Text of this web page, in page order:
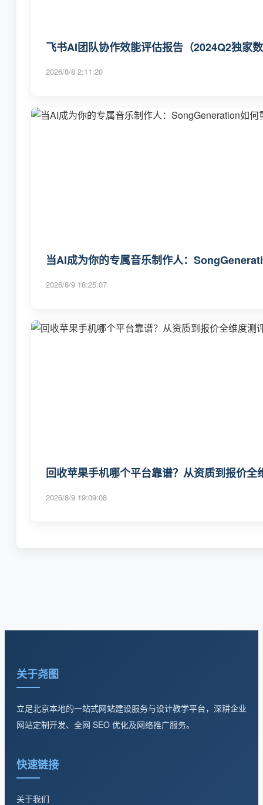
飞书AI团队协作效能评估报告（2024Q2独家
2026/8/8 2:11:20
当AI成为你的专属音乐制作人：
2026/8/9 18:25:07
回收苹果手机哪个平台靠谱？从资质到报价全
2026/8/9 19:09:08
关于尧图
立足北京本地的一站式网站建设服务与设计教学平台，深耕企业
网站定制开发、全网 SEO 优化及网络推广服务。
快速链接
关于我们